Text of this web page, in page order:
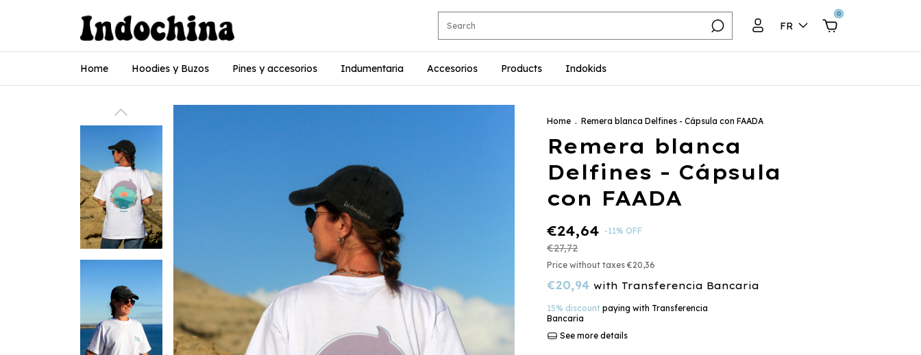
FR
0
Home Hoodies y Buzos Pines y accesorios Indumentaria Accesorios Products Indokids
Home . Remera blanca Delfines - Cápsula con FAADA
Remera blanca
Delfines - Cápsula
con FAADA
€24,64 -11% OFF
€27,72
Price without taxes €20,36
€20,94 with Transferencia Bancaria
15% discount paying with Transferencia
Bancaria
See more details